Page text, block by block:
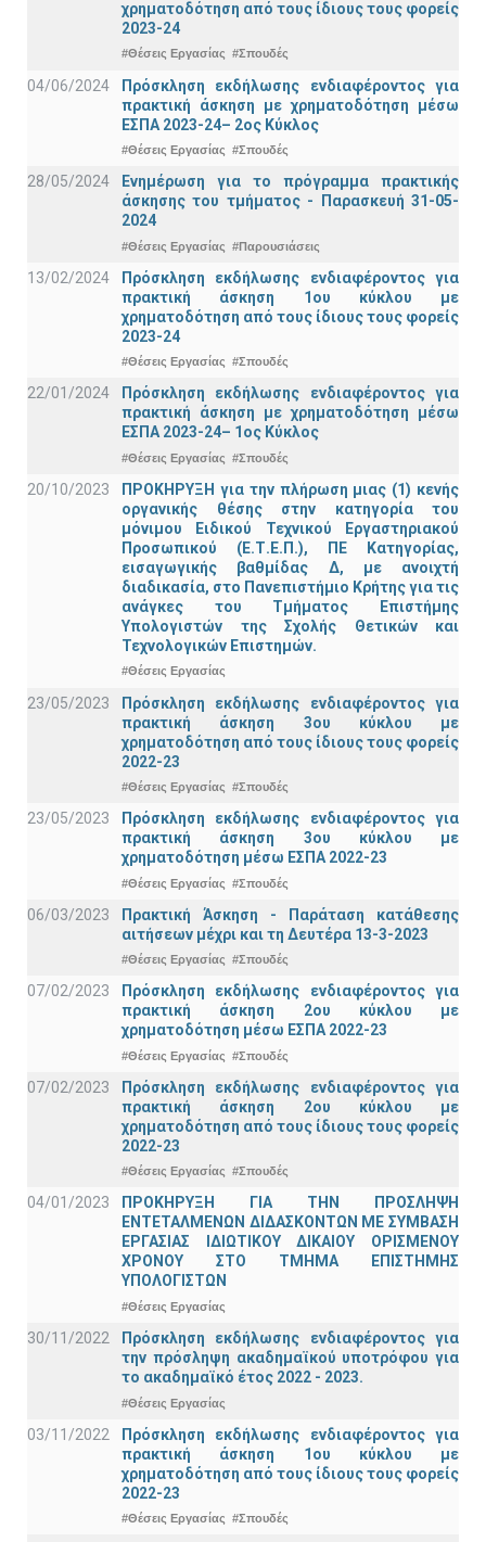
χρηματοδότηση από τους ίδιους τους φορείς
2023-24
#Θέσεις Εργασίας #Σπουδές
04/06/2024
Πρόσκληση εκδήλωσης ενδιαφέροντος για
πρακτική άσκηση με χρηματοδότηση μέσω
ΕΣΠΑ 2023-24– 2ος Κύκλος
#Θέσεις Εργασίας #Σπουδές
28/05/2024
Ενημέρωση για το πρόγραμμα πρακτικής
άσκησης του τμήματος - Παρασκευή 31-05-
2024
#Θέσεις Εργασίας #Παρουσιάσεις
13/02/2024
Πρόσκληση εκδήλωσης ενδιαφέροντος για
πρακτική άσκηση 1ου κύκλου με
χρηματοδότηση από τους ίδιους τους φορείς
2023-24
#Θέσεις Εργασίας #Σπουδές
22/01/2024
Πρόσκληση εκδήλωσης ενδιαφέροντος για
πρακτική άσκηση με χρηματοδότηση μέσω
ΕΣΠΑ 2023-24– 1ος Κύκλος
#Θέσεις Εργασίας #Σπουδές
20/10/2023
ΠΡΟΚΗΡΥΞΗ για την πλήρωση μιας (1) κενής
οργανικής θέσης στην κατηγορία του
μόνιμου Ειδικού Τεχνικού Εργαστηριακού
Προσωπικού (Ε.Τ.Ε.Π.), ΠΕ Κατηγορίας,
εισαγωγικής βαθμίδας Δ, με ανοιχτή
διαδικασία, στο Πανεπιστήμιο Κρήτης για τις
ανάγκες του Τμήματος Επιστήμης
Υπολογιστών της Σχολής Θετικών και
Τεχνολογικών Επιστημών.
#Θέσεις Εργασίας
23/05/2023
Πρόσκληση εκδήλωσης ενδιαφέροντος για
πρακτική άσκηση 3ου κύκλου με
χρηματοδότηση από τους ίδιους τους φορείς
2022-23
#Θέσεις Εργασίας #Σπουδές
23/05/2023
Πρόσκληση εκδήλωσης ενδιαφέροντος για
πρακτική άσκηση 3ου κύκλου με
χρηματοδότηση μέσω ΕΣΠΑ 2022-23
#Θέσεις Εργασίας #Σπουδές
06/03/2023
Πρακτική Άσκηση - Παράταση κατάθεσης
αιτήσεων μέχρι και τη Δευτέρα 13-3-2023
#Θέσεις Εργασίας #Σπουδές
07/02/2023
Πρόσκληση εκδήλωσης ενδιαφέροντος για
πρακτική άσκηση 2ου κύκλου με
χρηματοδότηση μέσω ΕΣΠΑ 2022-23
#Θέσεις Εργασίας #Σπουδές
07/02/2023
Πρόσκληση εκδήλωσης ενδιαφέροντος για
πρακτική άσκηση 2ου κύκλου με
χρηματοδότηση από τους ίδιους τους φορείς
2022-23
#Θέσεις Εργασίας #Σπουδές
04/01/2023
ΠΡΟΚΗΡΥΞΗ ΓΙΑ ΤΗΝ ΠΡΟΣΛΗΨΗ
ΕΝΤΕΤΑΛΜΕΝΩΝ ΔΙΔΑΣΚΟΝΤΩΝ ΜΕ ΣΥΜΒΑΣΗ
ΕΡΓΑΣΙΑΣ ΙΔΙΩΤΙΚΟΥ ΔΙΚΑΙΟΥ ΟΡΙΣΜΕΝΟΥ
ΧΡΟΝΟΥ ΣΤΟ ΤΜΗΜΑ ΕΠΙΣΤΗΜΗΣ
ΥΠΟΛΟΓΙΣΤΩΝ
#Θέσεις Εργασίας
30/11/2022
Πρόσκληση εκδήλωσης ενδιαφέροντος για
την πρόσληψη ακαδημαϊκoύ υποτρόφου για
το ακαδημαϊκό έτος 2022 - 2023.
#Θέσεις Εργασίας
03/11/2022
Πρόσκληση εκδήλωσης ενδιαφέροντος για
πρακτική άσκηση 1ου κύκλου με
χρηματοδότηση από τους ίδιους τους φορείς
2022-23
#Θέσεις Εργασίας #Σπουδές